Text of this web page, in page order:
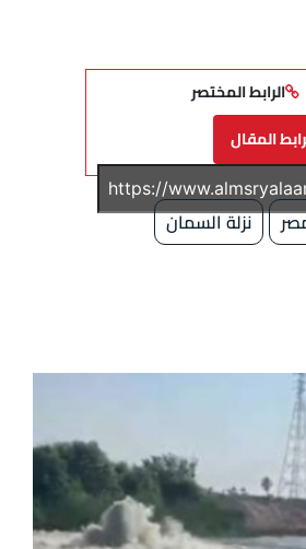
الرابط المختصر
نزلة السمان